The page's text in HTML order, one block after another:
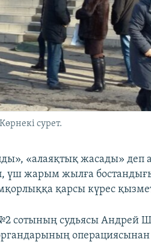
сурет.
«алаяқтық жасады» деп
үш жарым жылға
қарсы күрес
сотының судьясы Андрей
операциясынан